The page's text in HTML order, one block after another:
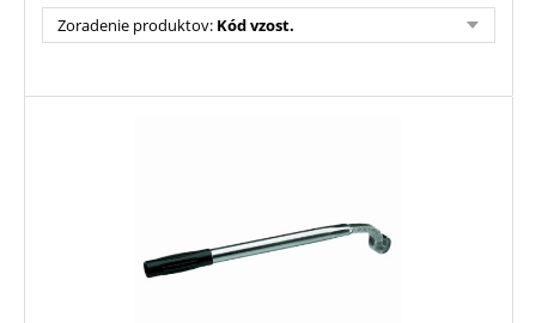
Zoradenie produktov: Kód vzost.